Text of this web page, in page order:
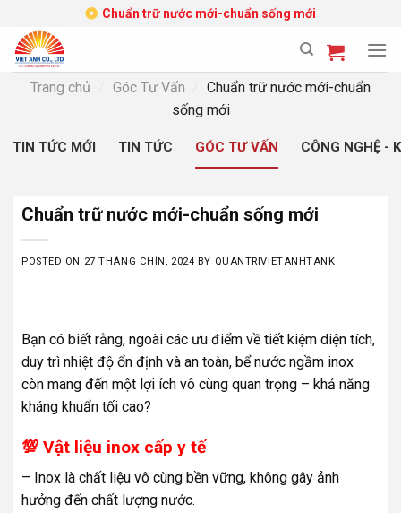
content
Chuẩn trữ nước mới-chuẩn sống mới
Trang chủ Góc Tư Vấn
Chuẩn trữ nước mới-chuẩn
sống mới
TIN TỨC MỚI TIN TỨC GÓC TƯ VẤN CÔNG NGHỆ -
Chuẩn trữ nước mới-chuẩn sống mới
POSTED ON 27 THÁNG CHÍN, 2024 BY QUANTRIVIETANHTANK
Bạn có biết rằng, ngoài các ưu điểm về tiết kiệm diện tích,
duy trì nhiệt độ ổn định và an toàn, bể nước ngầm inox
còn mang đến một lợi ích vô cùng quan trọng – khả năng
kháng khuẩn tối cao?
💯 Vật liệu inox cấp y tế
– Inox là chất liệu vô cùng bền vững, không gây ảnh
hưởng đến chất lượng nước.